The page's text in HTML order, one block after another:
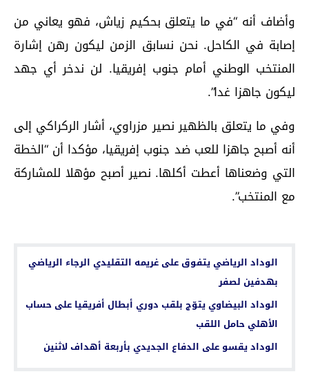
وأضاف أنه “في ما يتعلق بحكيم زياش، فهو يعاني من
إصابة في الكاحل. نحن نسابق الزمن ليكون رهن إشارة
المنتخب الوطني أمام جنوب إفريقيا. لن ندخر أي جهد
ليكون جاهزا غدا”.
وفي ما يتعلق بالظهير نصير مزراوي، أشار الركراكي إلى
أنه أصبح جاهزا للعب ضد جنوب إفريقيا، مؤكدا أن “الخطة
التي وضعناها أعطت أكلها. نصير أصبح مؤهلا للمشاركة
مع المنتخب”.
الوداد الرياضي يتفوق على غريمه التقليدي الرجاء الرياضي
بهدفين لصفر
الوداد البيضاوي يتوّج بلقب دوري أبطال أفريقيا على حساب
الأهلي حامل اللقب
الوداد يقسو على الدفاع الجديدي بأربعة أهداف لاثنين